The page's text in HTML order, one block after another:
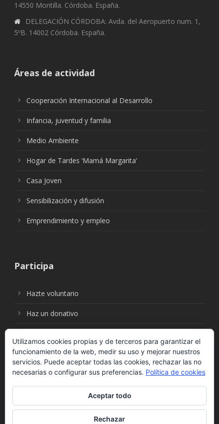
14550 Montilla. Córdoba. España.
DELEGACIÓN CÓRDOBA: Avda. del Aeropuerto num. 1,
5ºB. 14002 Córdoba. España.
Áreas de actividad
Cooperación Internacional al Desarrollo
Infancia, juventud y familia
Medio Ambiente
Hogar de Tardes ‘Mamá Margarita’
Casa Joven
Sensibilización y difusión
Emprendimiento y empleo
Participa
Hazte voluntario
Haz un donativo
Síguenos en:
Utilizamos cookies propias y de terceros para garantizar el
funcionamiento de la web, medir su uso y mejorar nuestros
servicios. Puede aceptar todas las cookies, rechazar las no
necesarias o configurar sus preferencias. Política de cookies
Aceptar todo
Rechazar